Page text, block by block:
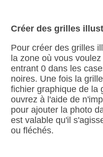
Créer des grilles
Pour créer des grilles
la zone où vous
entrant 0 dans les
noires. Une fois la
fichier graphique de la
ouvrez à l'aide de
pour ajouter la photo
est valable qu'il
ou fléchés.